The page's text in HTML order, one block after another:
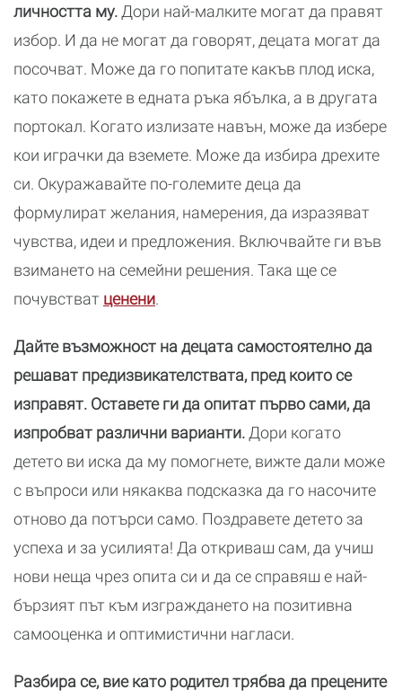
личността му. Дори най-малките могат да правят
избор. И да не могат да говорят, децата могат да
посочват. Може да го попитате какъв плод иска,
като покажете в едната ръка ябълка, а в другата
портокал. Когато излизате навън, може да избере
кои играчки да вземете. Може да избира дрехите
си. Окуражавайте по-големите деца да
формулират желания, намерения, да изразяват
чувства, идеи и предложения. Включвайте ги във
взимането на семейни решения. Така ще се
почувстват ценени.
Дайте възможност на децата самостоятелно да
решават предизвикателствата, пред които се
изправят. Оставете ги да опитат първо сами, да
изпробват различни варианти. Дори когато
детето ви иска да му помогнете, вижте дали може
с въпроси или някаква подсказка да го насочите
отново да потърси само. Поздравете детето за
успеха и за усилията! Да откриваш сам, да учиш
нови неща чрез опита си и да се справяш е най-
бързият път към изграждането на позитивна
самооценка и оптимистични нагласи.
Разбира се, вие като родител трябва да прецените